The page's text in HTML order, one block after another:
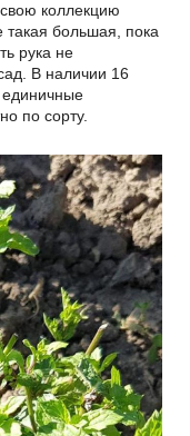
коллекцию
большая, пока
рука не
В наличии 16
единичные
по сорту.